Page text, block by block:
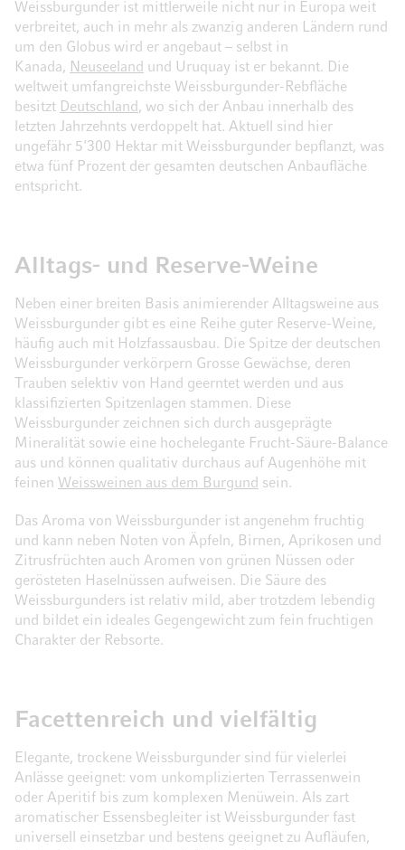
Weissburgunder ist mittlerweile nicht nur in Europa weit
verbreitet, auch in mehr als zwanzig anderen Ländern rund
um den Globus wird er angebaut – selbst in
Kanada, Neuseeland und Uruquay ist er bekannt. Die
weltweit umfangreichste Weissburgunder-Rebfläche
besitzt Deutschland, wo sich der Anbau innerhalb des
letzten Jahrzehnts verdoppelt hat. Aktuell sind hier
ungefähr 5'300 Hektar mit Weissburgunder bepflanzt, was
etwa fünf Prozent der gesamten deutschen Anbaufläche
entspricht.
Alltags- und Reserve-Weine
Neben einer breiten Basis animierender Alltagsweine aus
Weissburgunder gibt es eine Reihe guter Reserve-Weine,
häufig auch mit Holzfassausbau. Die Spitze der deutschen
Weissburgunder verkörpern Grosse Gewächse, deren
Trauben selektiv von Hand geerntet werden und aus
klassifizierten Spitzenlagen stammen. Diese
Weissburgunder zeichnen sich durch ausgeprägte
Mineralität sowie eine hochelegante Frucht-Säure-Balance
aus und können qualitativ durchaus auf Augenhöhe mit
feinen Weissweinen aus dem Burgund sein.
Das Aroma von Weissburgunder ist angenehm fruchtig
und kann neben Noten von Äpfeln, Birnen, Aprikosen und
Zitrusfrüchten auch Aromen von grünen Nüssen oder
gerösteten Haselnüssen aufweisen. Die Säure des
Weissburgunders ist relativ mild, aber trotzdem lebendig
und bildet ein ideales Gegengewicht zum fein fruchtigen
Charakter der Rebsorte.
Facettenreich und vielfältig
Elegante, trockene Weissburgunder sind für vielerlei
Anlässe geeignet: vom unkomplizierten Terrassenwein
oder Aperitif bis zum komplexen Menüwein. Als zart
aromatischer Essensbegleiter ist Weissburgunder fast
universell einsetzbar und bestens geeignet zu Aufläufen,